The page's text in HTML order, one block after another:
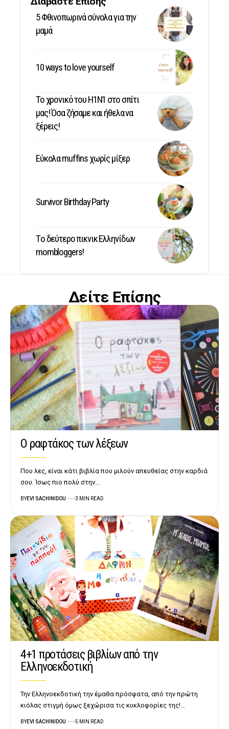
5 Φθινοπωρινά σύνολα για την
μαμά
10 ways to love yourself
Το χρονικό του Η1Ν1 στο σπίτι
μας! Όσα ζήσαμε και ήθελα να
ξέρεις!
Εύκολα muffins χωρίς μίξερ
Survivor Birthday Party
Tο δεύτερο πικνικ Ελληνίδων
mombloggers!
Δείτε Επίσης
Ο ραφτάκος των λέξεων
Που λες, είναι κάτι βιβλία που μιλούν απευθείας στην καρδιά
σου. Ίσως πιο πολύ στην…
BYEVI SACHINIDOU 3 MIN READ
4+1 προτάσεις βιβλίων από την
Ελληνοεκδοτική
Την Ελληνοεκδοτική την έμαθα πρόσφατα, από την πρώτη
κιόλας στιγμή όμως ξεχώρισα τις κυκλοφορίες της!…
BYEVI SACHINIDOU 5 MIN READ